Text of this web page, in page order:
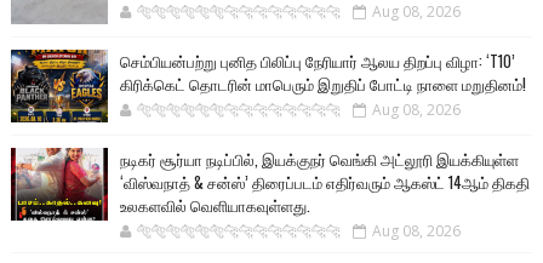
🐅🐅🐅🐅🐅🐅🐆🐆🐆🐆🐆🐆🐆🐆 Aug 08, 2026
செம்பியன்பற்று புனித பிலிப்பு நேரியார் ஆலய திறப்பு விழா: ‘T10’
கிரிக்கெட் தொடரின் மாபெரும் இறுதிப் போட்டி நாளை மறுதினம்!
🐅🐅🐅🐅🐅🐅🐆🐆🐆🐆🐆🐆🐆🐆 Aug 08, 2026
நடிகர் சூர்யா நடிப்பில், இயக்குநர் வெங்கி அட்லூரி இயக்கியுள்ள
‘விஸ்வநாத் & சன்ஸ்’ திரைப்படம் எதிர்வரும் ஆகஸ்ட் 14ஆம் திகதி
உலகளவில் வெளியாகவுள்ளது.
🐅🐅🐅🐅🐅🐅🐆🐆🐆🐆🐆🐆🐆🐆 Aug 08, 2026